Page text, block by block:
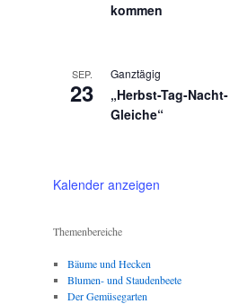
kommen
SEP.
23
Ganztägig
„Herbst-Tag-Nacht-
Gleiche“
Kalender anzeigen
Themenbereiche
Bäume und Hecken
Blumen- und Staudenbeete
Der Gemüsegarten